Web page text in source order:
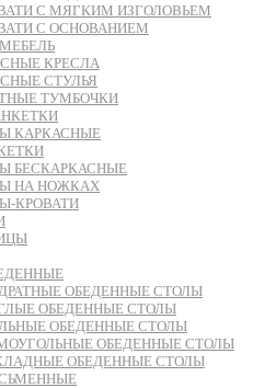
С МЯГКИМ ИЗГОЛОВЬЕМ
С ОСНОВАНИЕМ
КРЕСЛА
СТУЛЬЯ
ТУМБОЧКИ
КАРКАСНЫЕ
БЕСКАРКАСНЫЕ
НА НОЖКАХ
КРОВАТИ
ОБЕДЕННЫЕ СТОЛЫ
ОБЕДЕННЫЕ СТОЛЫ
ОБЕДЕННЫЕ СТОЛЫ
ОБЕДЕННЫЕ СТОЛЫ
ОБЕДЕННЫЕ СТОЛЫ